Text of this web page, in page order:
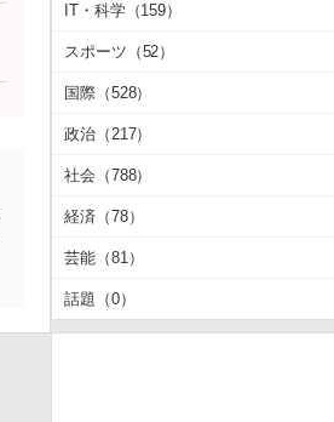
IT・科学（159）
スポーツ（52）
国際（528）
政治（217）
社会（788）
経済（78）
芸能（81）
話題（0）